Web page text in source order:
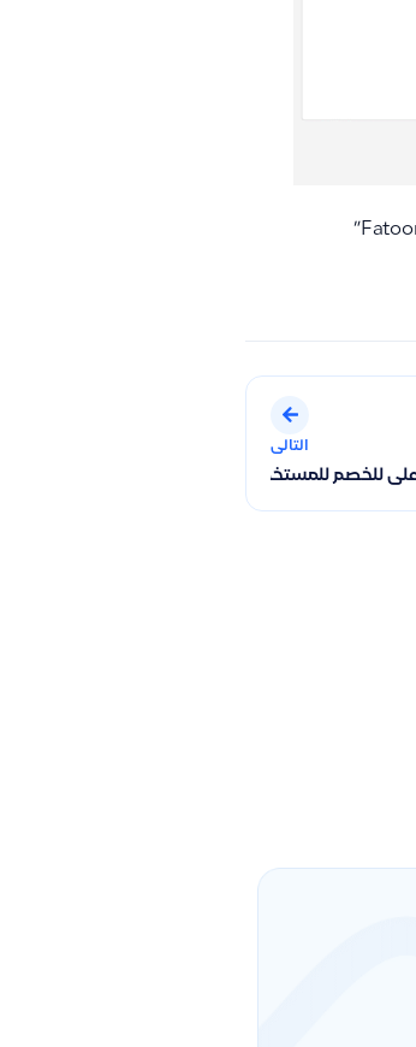
ومقارنة أداء المندوبين في قائمة الدخل
التالى
للخصم للمستخدم في برنامج قيود